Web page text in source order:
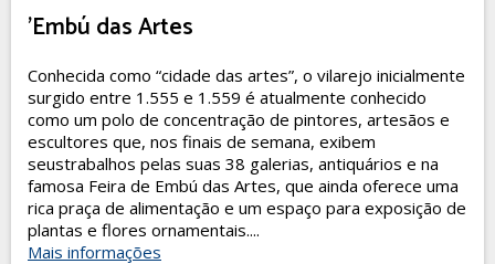
'Embú das Artes
Conhecida como “cidade das artes”, o vilarejo inicialmente
surgido entre 1.555 e 1.559 é atualmente conhecido
como um polo de concentração de pintores, artesãos e
escultores que, nos finais de semana, exibem
seustrabalhos pelas suas 38 galerias, antiquários e na
famosa Feira de Embú das Artes, que ainda oferece uma
rica praça de alimentação e um espaço para exposição de
plantas e flores ornamentais....
Mais informações